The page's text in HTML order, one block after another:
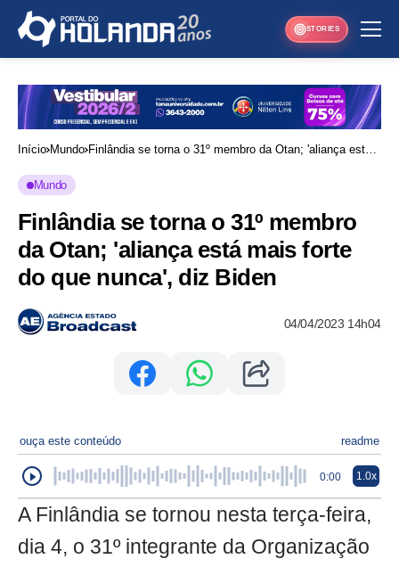
STORIES
Início Mundo Finlândia se torna o 31º membro da Otan; 'aliança está
Mundo
Finlândia se torna o 31º membro
da Otan; 'aliança está mais forte
do que nunca', diz Biden
04/04/2023 14h04
ouça este conteúdo readme
0:00 1.0x
A Finlândia se tornou nesta terça-feira,
dia 4, o 31º integrante da Organização